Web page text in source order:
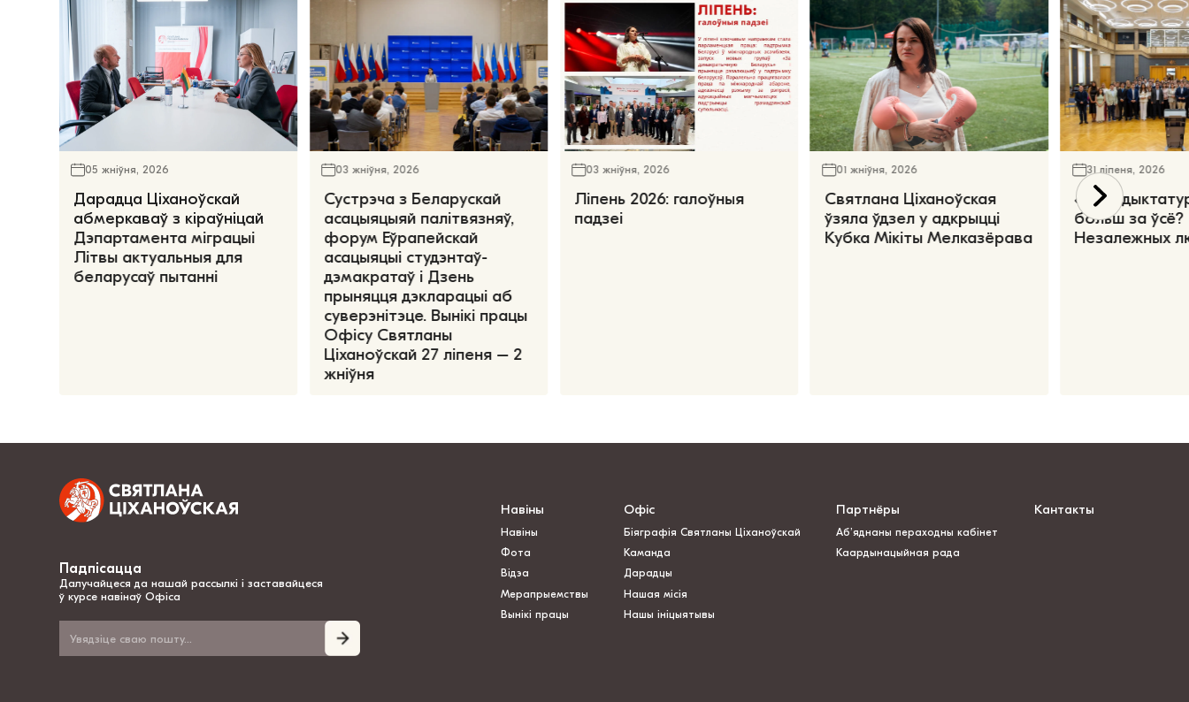
05 жніўня, 2026
Дарадца Ціханоўскай
абмеркаваў з кіраўніцай
Дэпартамента міграцыі
Літвы актуальныя для
беларусаў пытанні
03 жніўня, 2026
Сустрэча з Беларускай
асацыяцыяй палітвязняў,
форум Еўрапейскай
асацыяцыі студэнтаў-
дэмакратаў і Дзень
прыняцця дэкларацыі аб
суверэнітэце. Вынікі працы
Офісу Святланы
Ціханоўскай 27 ліпеня – 2
жніўня
03 жніўня, 2026
Ліпень 2026: галоўныя
падзеі
01 жніўня, 2026
Святлана Ціханоўская
ўзяла ўдзел у адкрыцці
Кубка Мікіты Мелказёрава
31 ліпеня, 2026
«Чаго
больш за ўсё?
Незалежных
Падпісацца
Далучайцеся да нашай рассылкі і заставайцеся
ў курсе навінаў Офіса
Навіны
Навіны
Фота
Відэа
Мерапрыемствы
Вынікі працы
Офіс
Біяграфія Святланы Ціханоўскай
Каманда
Дарадцы
Нашая місія
Нашы ініцыятывы
Партнёры
Аб’яднаны пераходны кабінет
Каардынацыйная рада
Кантакты